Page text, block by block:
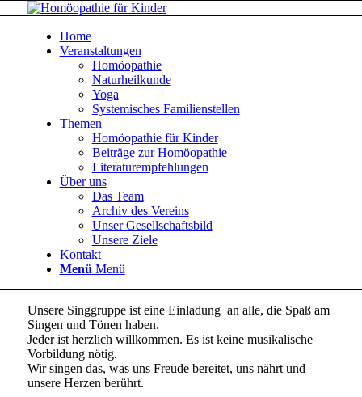
Home
Veranstaltungen
Homöopathie
Naturheilkunde
Yoga
Systemisches Familienstellen
Themen
Homöopathie für Kinder
Beiträge zur Homöopathie
Literaturempfehlungen
Über uns
Das Team
Archiv des Vereins
Unser Gesellschaftsbild
Unsere Ziele
Kontakt
Menü Menü
Unsere Singgruppe ist eine Einladung an alle, die Spaß am
Singen und Tönen haben.
Jeder ist herzlich willkommen. Es ist keine musikalische
Vorbildung nötig.
Wir singen das, was uns Freude bereitet, uns nährt und
unsere Herzen berührt.